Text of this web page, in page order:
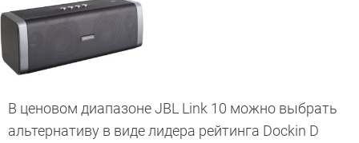
В ценовом диапазоне JBL Link 10 можно выбрать
альтернативу в виде лидера рейтинга Dockin D